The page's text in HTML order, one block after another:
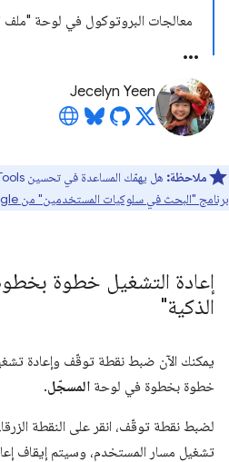
معالجات البروتوكول في لوحة "ملف
Jecelyn Yeen
ملاحظة: هل يهمّك المساعدة في تحسين DevTools؟ يمكنك الاشتراك للمشاركة في
برنامج "البحث في سلوكيات المستخدمين" من Google هنا
إعادة التشغيل خطوة
الذكية"
يمكنك الآن ضبط نقطة توقّف وإعادة
خطوة بخطوة في لوحة المسجّل.
لضبط نقطة توقّف، انقر على النقطة
تشغيل مسار المستخدم، وسيتم إيقاف